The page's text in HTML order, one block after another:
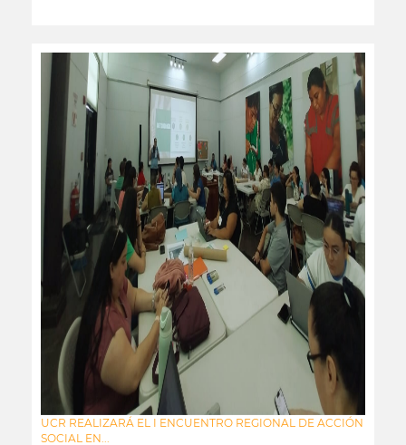
UCR REALIZARÁ EL I ENCUENTRO REGIONAL DE ACCIÓN
SOCIAL EN...